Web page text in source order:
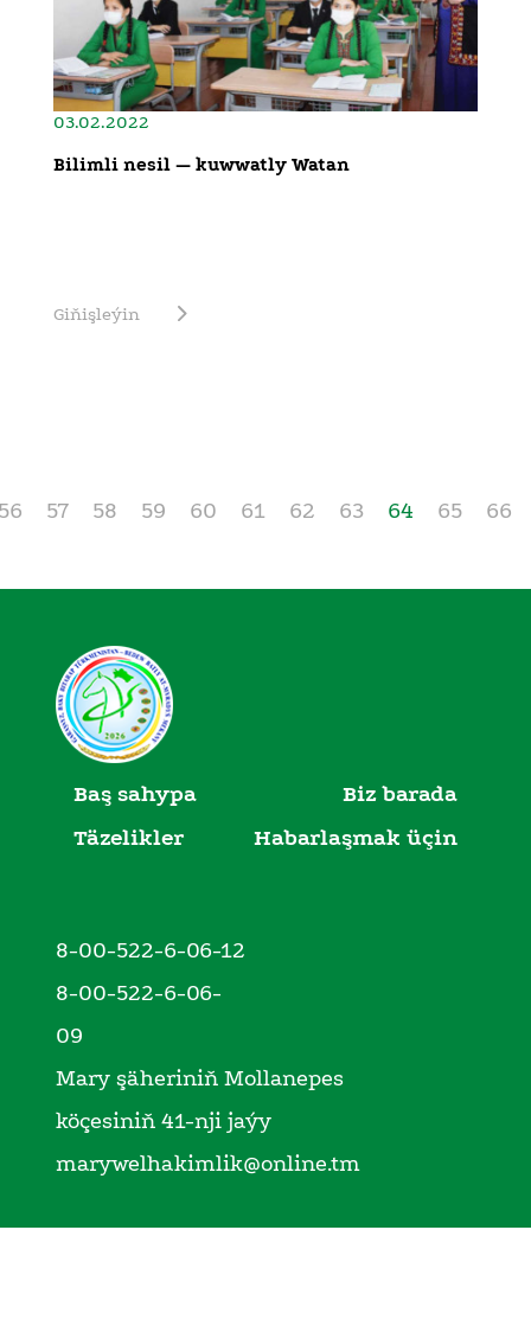
03.02.2022
Bilimli nesil — kuwwatly Watan
Giňişleýin
57 58 59 60 61 62 63 64 65 66
Baş sahypa
Biz barada
Täzelikler
Habarlaşmak üçin
8-00-522-6-06-12
8-00-522-6-06-
09
Mary şäheriniň Mollanepes
köçesiniň 41-nji jaýy
marywelhakimlik@online.tm